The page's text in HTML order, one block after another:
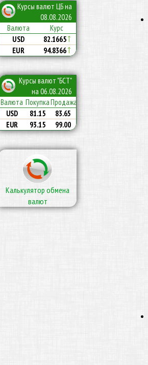
Курсы валют ЦБ на
08.08.2026
Валюта Курс
USD 82.1665
EUR 94.8366
Курсы валют "БСТ"
на 06.08.2026
Валюта ПокупкаПродажа
USD
81.15
83.65
EUR
93.15 99.00
Калькулятор обмена
валют